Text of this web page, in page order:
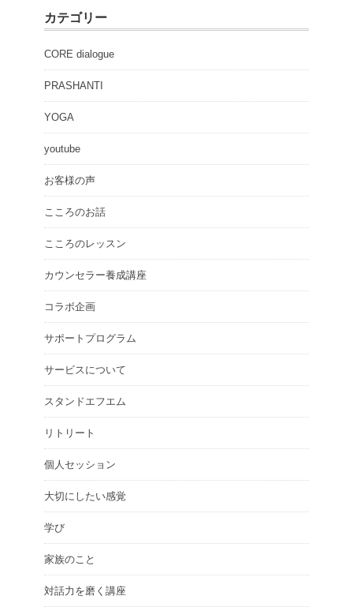
カテゴリー
CORE dialogue
PRASHANTI
YOGA
youtube
お客様の声
こころのお話
こころのレッスン
カウンセラー養成講座
コラボ企画
サポートプログラム
サービスについて
スタンドエフエム
リトリート
個人セッション
大切にしたい感覚
学び
家族のこと
対話力を磨く講座